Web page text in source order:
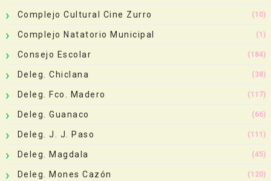
Complejo Cultural Cine Zurro (10)
Complejo Natatorio Municipal (1)
Consejo Escolar (184)
Deleg. Chiclana (38)
Deleg. Fco. Madero (117)
Deleg. Guanaco (66)
Deleg. J. J. Paso (111)
Deleg. Magdala (45)
Deleg. Mones Cazón (120)